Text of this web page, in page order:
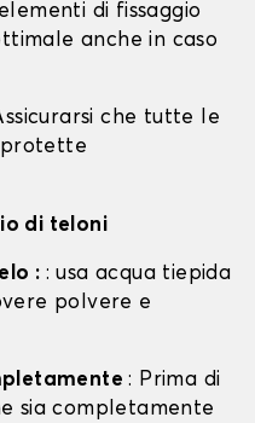
di fissaggio
anche in caso
che tutte le
protette
di teloni
: : usa acqua tiepida
polvere e
: Prima di
sia completamente